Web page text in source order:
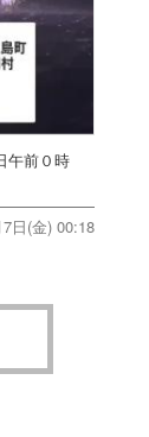
午前０時
日(金) 00:18